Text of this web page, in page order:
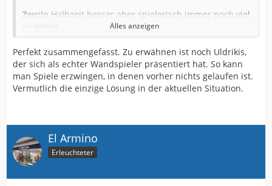
Zweite Halbzeit besser aber spielerisch immer noch viel
Wörl hat die kurze Auszeit gut getan. Besser als sonst.
Bazee: Gut gemacht als Joker.
Kniat wird wahrscheinlich den Spieltag überleben.
Alles anzeigen
Perfekt zusammengefasst. Zu erwähnen ist noch Uldrikis,
der sich als echter Wandspieler präsentiert hat. So kann
man Spiele erzwingen, in denen vorher nichts gelaufen ist.
Vermutlich die einzige Lösung in der aktuellen Situation.
El Armino
Erleuchteter